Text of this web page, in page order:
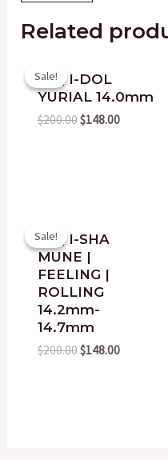
Related
Sale!
Sale!
韓國 I-DOL
YURIAL 14.0mm
$200.00
price
was:
$200.00.
$148.00
is:
$148.00.
Sale!
Sale!
韓國 I-SHA
MUNE |
FEELING |
ROLLING
14.2mm-
14.7mm
$200.00
price
was:
$200.00.
$148.00